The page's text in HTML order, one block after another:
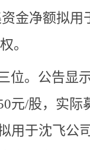
金净额拟用
。
位。公告显
元/股，实际
用于沈飞公